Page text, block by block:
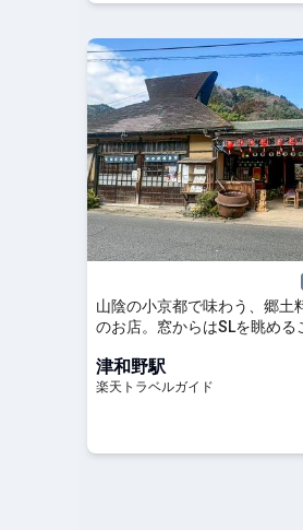
山陰の小京都で味わう、郷土
のお店。窓からはSLを眺める
津和野駅
楽天トラベルガイド